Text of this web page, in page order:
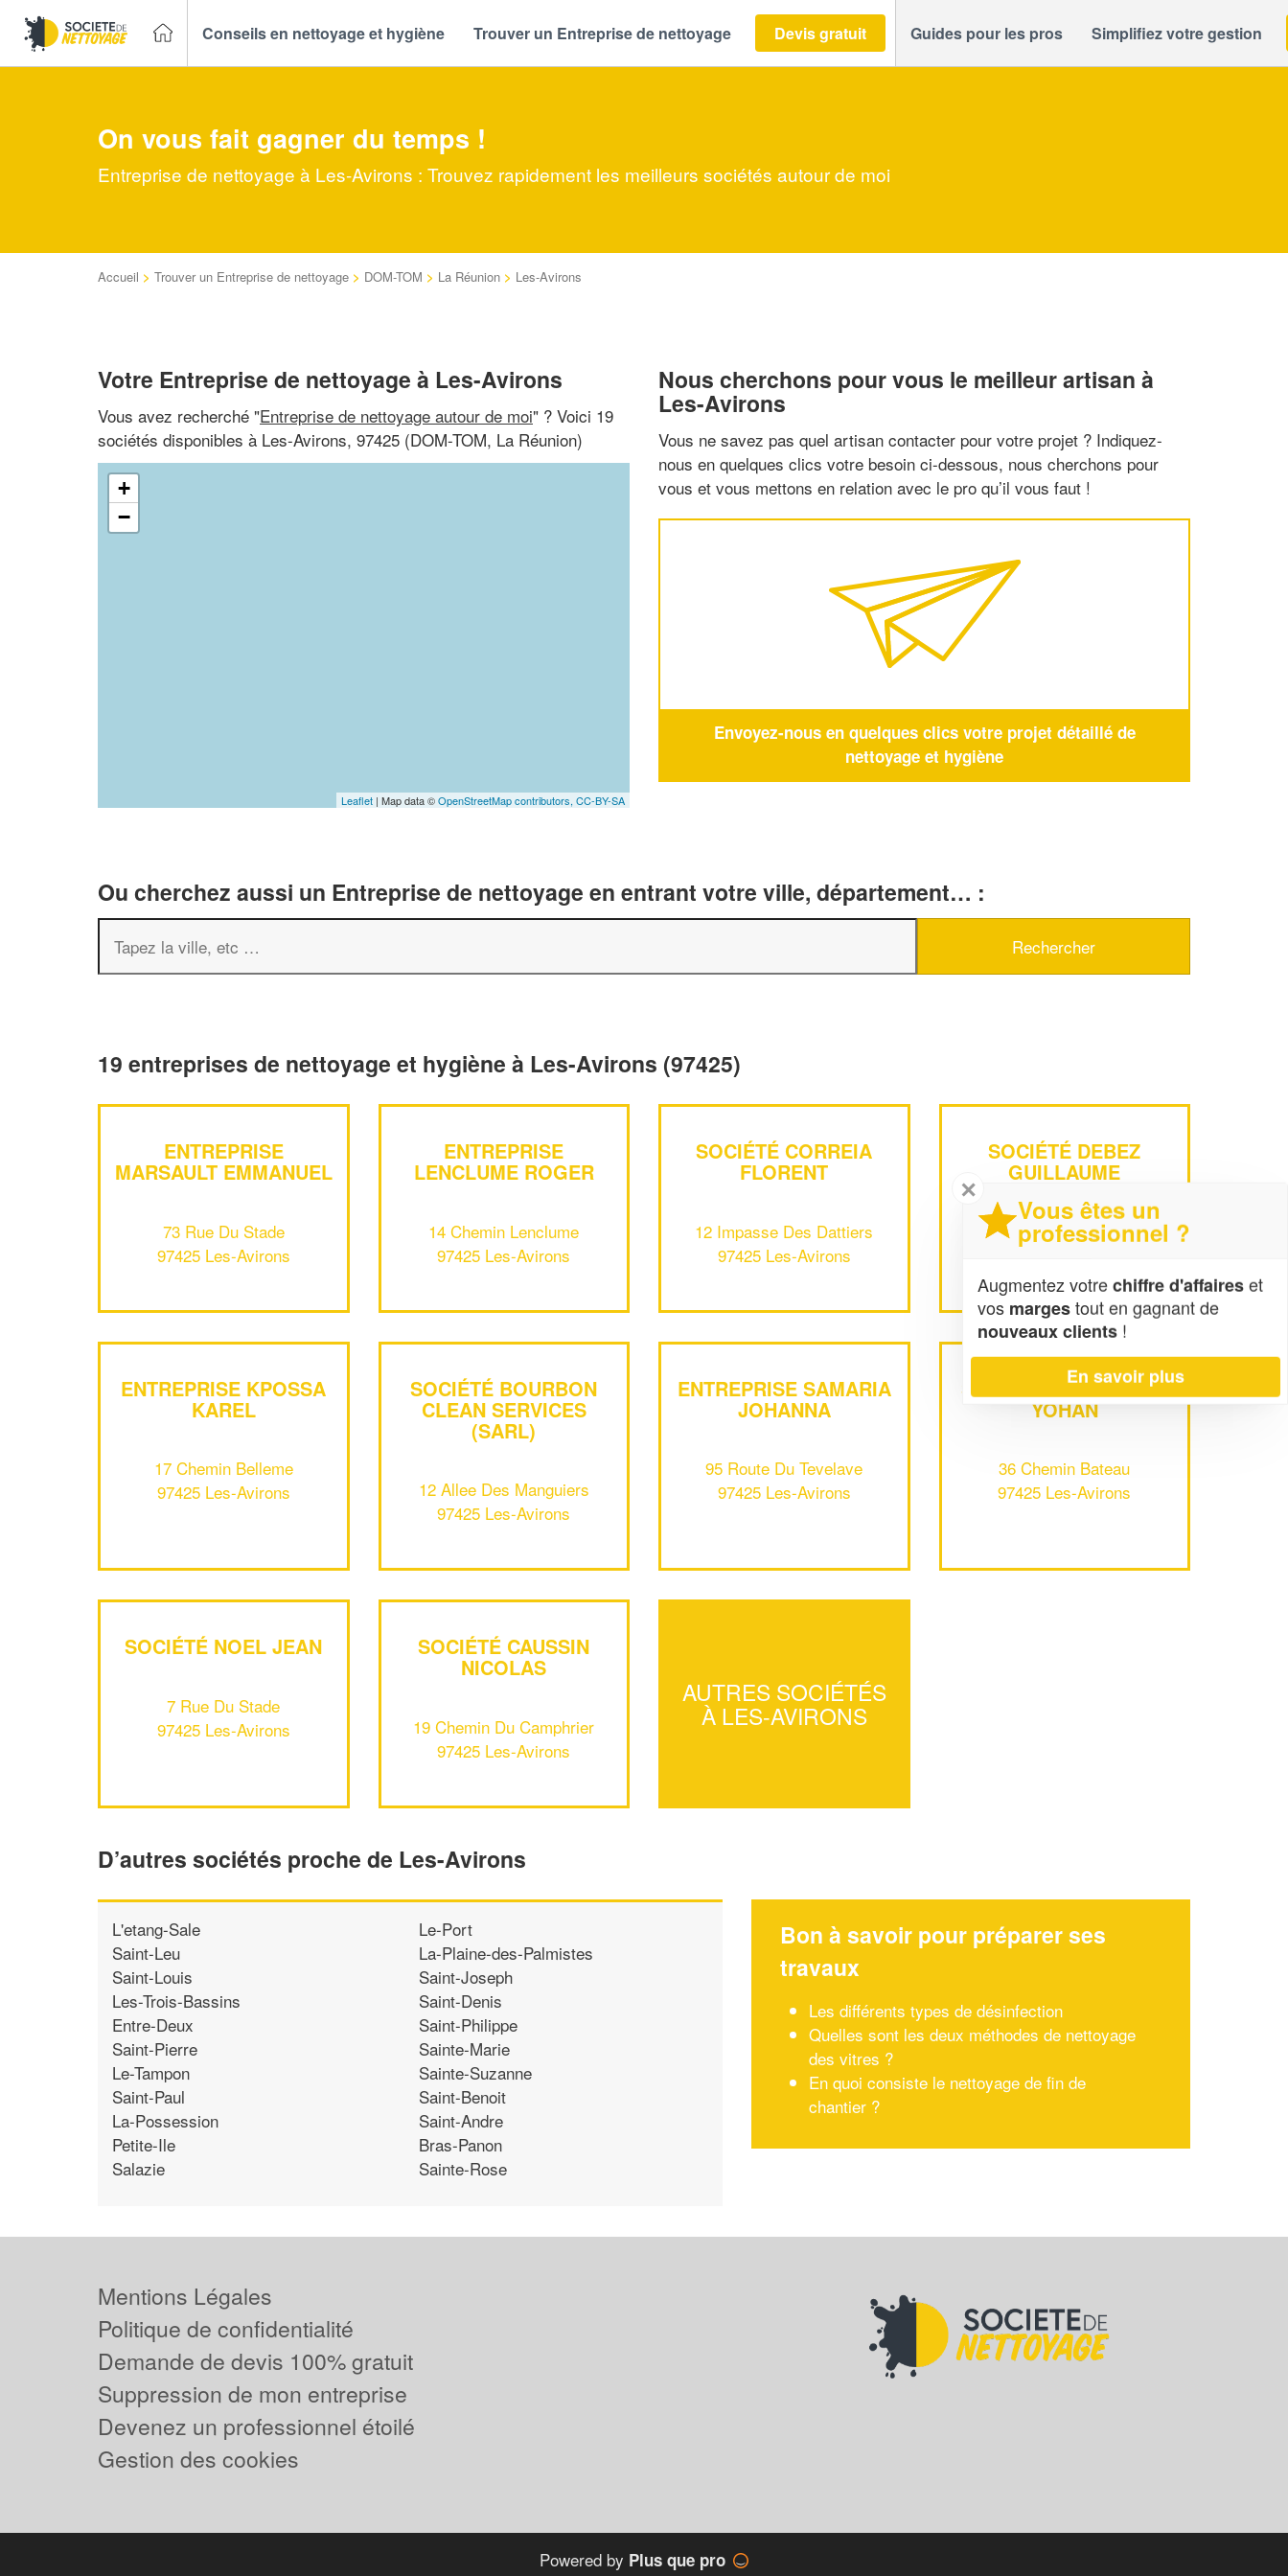
Conseils en nettoyage et hygiène Trouver un Entreprise de nettoyage Devis gratuit Guides pour les pros Simplifiez votre gestion
On vous fait gagner du temps !
Entreprise de nettoyage à Les-Avirons : Trouvez rapidement les meilleurs sociétés autour de moi
Accueil > Trouver un Entreprise de nettoyage > DOM-TOM > La Réunion > Les-Avirons
Votre Entreprise de nettoyage à Les-Avirons
Vous avez recherché "Entreprise de nettoyage autour de moi" ? Voici 19
sociétés disponibles à Les-Avirons, 97425 (DOM-TOM, La Réunion)
+
−
Leaflet | Map data ©OpenStreetMap contributors, CC-BY-SA
Nous cherchons pour vous le meilleur artisan à
Les-Avirons
Vous ne savez pas quel artisan contacter pour votre projet ? Indiquez-
nous en quelques clics votre besoin ci-dessous, nous cherchons pour
vous et vous mettons en relation avec le pro qu’il vous faut !
Envoyez-nous en quelques clics votre projet détaillé de
nettoyage et hygiène
Ou cherchez aussi un Entreprise de nettoyage en entrant votre ville, département… :
19 entreprises de nettoyage et hygiène à Les-Avirons (97425)
ENTREPRISE
MARSAULT EMMANUEL
73 Rue Du Stade
97425 Les-Avirons
ENTREPRISE
LENCLUME ROGER
14 Chemin Lenclume
97425 Les-Avirons
SOCIÉTÉ CORREIA
FLORENT
12 Impasse Des Dattiers
97425 Les-Avirons
SOCIÉTÉ DEBEZ
GUILLAUME
Chemin Kerbel
97425 Les-Avirons
ENTREPRISE KPOSSA
KAREL
17 Chemin Belleme
97425 Les-Avirons
SOCIÉTÉ BOURBON
CLEAN SERVICES
(SARL)
12 Allee Des Manguiers
97425 Les-Avirons
ENTREPRISE SAMARIA
JOHANNA
95 Route Du Tevelave
97425 Les-Avirons
SOCIÉTÉ LALLEMAND
YOHAN
36 Chemin Bateau
97425 Les-Avirons
SOCIÉTÉ NOEL JEAN
7 Rue Du Stade
97425 Les-Avirons
SOCIÉTÉ CAUSSIN
NICOLAS
19 Chemin Du Camphrier
97425 Les-Avirons
AUTRES SOCIÉTÉS
À LES-AVIRONS
D’autres sociétés proche de Les-Avirons
L'etang-Sale
Saint-Leu
Saint-Louis
Les-Trois-Bassins
Entre-Deux
Saint-Pierre
Le-Tampon
Saint-Paul
La-Possession
Petite-Ile
Salazie
Le-Port
La-Plaine-des-Palmistes
Saint-Joseph
Saint-Denis
Saint-Philippe
Sainte-Marie
Sainte-Suzanne
Saint-Benoit
Saint-Andre
Bras-Panon
Sainte-Rose
Bon à savoir pour préparer ses
travaux
Les différents types de désinfection
Quelles sont les deux méthodes de nettoyage
des vitres ?
En quoi consiste le nettoyage de fin de
chantier ?
✕
Vous êtes un
professionnel ?
Augmentez votrechiffre d'affaireset
vos margestout en gagnant de
nouveaux clients !
En savoir plus
Mentions Légales
Politique de confidentialité
Demande de devis 100% gratuit
Suppression de mon entreprise
Devenez un professionnel étoilé
Gestion des cookies
Powered by Plus que pro